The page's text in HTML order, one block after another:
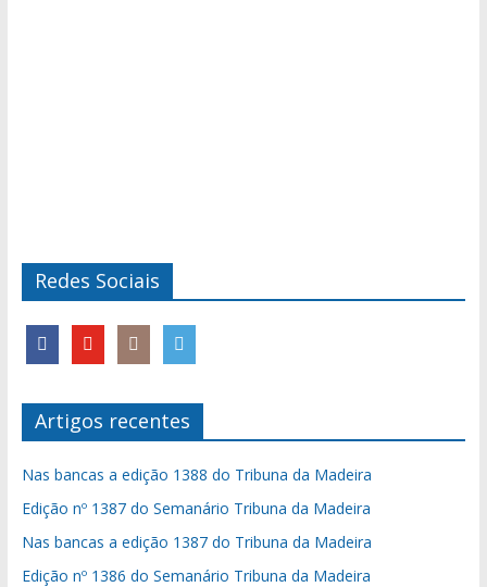
Redes Sociais
Artigos recentes
Nas bancas a edição 1388 do Tribuna da Madeira
Edição nº 1387 do Semanário Tribuna da Madeira
Nas bancas a edição 1387 do Tribuna da Madeira
Edição nº 1386 do Semanário Tribuna da Madeira